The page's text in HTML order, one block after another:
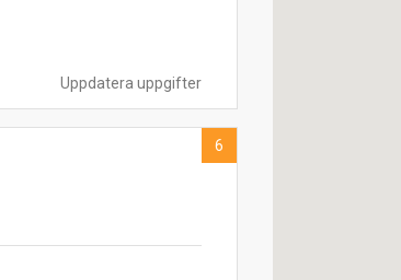
Uppdatera uppgifter
6